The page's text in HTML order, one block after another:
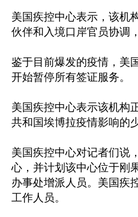
美国疾控中心表示，该机
伙伴和入境口岸官员协调
鉴于目前爆发的疫情，美
开始暂停所有签证服务。
美国疾控中心表示该机构
共和国埃博拉疫情影响的
美国疾控中心对记者们说
心，并计划该中心位于刚
办事处增派人员。美国疾
工作人员。